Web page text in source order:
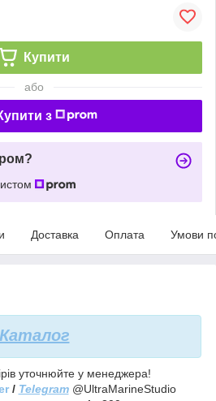
Купити
або
з
Доставка Оплата Умови
Каталог
уточнюйте у менеджера!
/ Telegram@UltraMarineStudio